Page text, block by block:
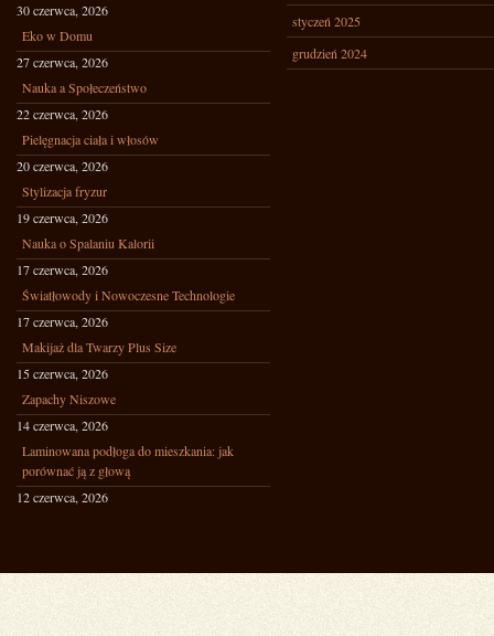
30 czerwca, 2026
Eko w Domu
27 czerwca, 2026
Nauka a Społeczeństwo
22 czerwca, 2026
Pielęgnacja ciała i włosów
20 czerwca, 2026
Stylizacja fryzur
19 czerwca, 2026
Nauka o Spalaniu Kalorii
17 czerwca, 2026
Światłowody i Nowoczesne Technologie
17 czerwca, 2026
Makijaż dla Twarzy Plus Size
15 czerwca, 2026
Zapachy Niszowe
14 czerwca, 2026
Laminowana podłoga do mieszkania: jak
porównać ją z głową
12 czerwca, 2026
styczeń 2025
grudzień 2024